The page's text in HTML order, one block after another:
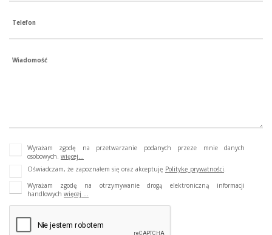
Telefon
Wiadomość
Wyrażam zgodę na przetwarzanie podanych przeze mnie danych
osobowych. więcej...
Oświadczam, że zapoznałem się oraz akceptuję Politykę prywatności
Wyrażam zgodę na otrzymywanie drogą elektroniczną informacji
handlowych więcej ...